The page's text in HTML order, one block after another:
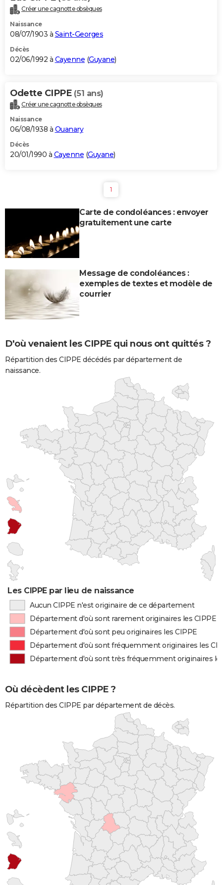
Créer une cagnotte obsèques
Naissance
08/07/1903 à Saint-Georges
Décès
02/06/1992 à Cayenne (Guyane)
Odette CIPPE (51 ans)
Créer une cagnotte obsèques
Naissance
06/08/1938 à Ouanary
Décès
20/01/1990 à Cayenne (Guyane)
1
Carte de condoléances : envoyer
gratuitement une carte
Message de condoléances :
exemples de textes et modèle de
courrier
D'où venaient les CIPPE qui nous ont quittés ?
Répartition des CIPPE décédés par département de
naissance.
Les CIPPE par lieu de naissance
Aucun CIPPE n'est originaire de ce département
Département d'où sont rarement originaires les CIPPE
Département d'où sont peu originaires les CIPPE
Département d'où sont fréquemment originaires les
Département d'où sont très fréquemment originaires
Où décèdent les CIPPE ?
Répartition des CIPPE par département de décès.